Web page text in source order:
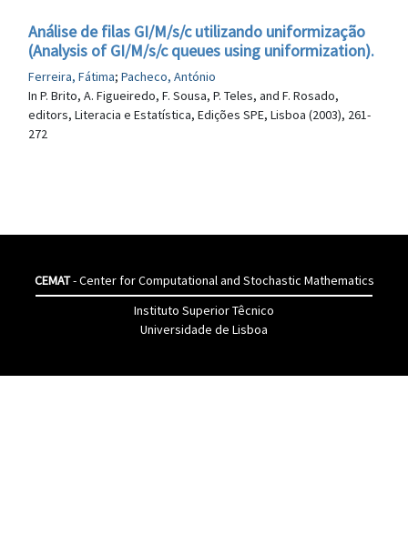
Análise de filas GI/M/s/c utilizando uniformização
(Analysis of GI/M/s/c queues using uniformization).
Ferreira, Fátima; Pacheco, António
In P. Brito, A. Figueiredo, F. Sousa, P. Teles, and F. Rosado,
editors, Literacia e Estatística, Edições SPE, Lisboa (2003), 261-
272
CEMAT- Center for Computational and Stochastic Mathematics
Instituto Superior Têcnico
Universidade de Lisboa